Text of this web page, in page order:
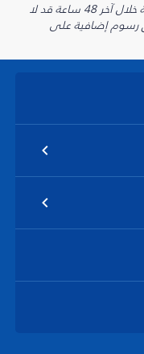
* تم الحصول على جميع الأسعار المعروضة خلال آخر 48 ساعة قد لا
رسوم إضافية على